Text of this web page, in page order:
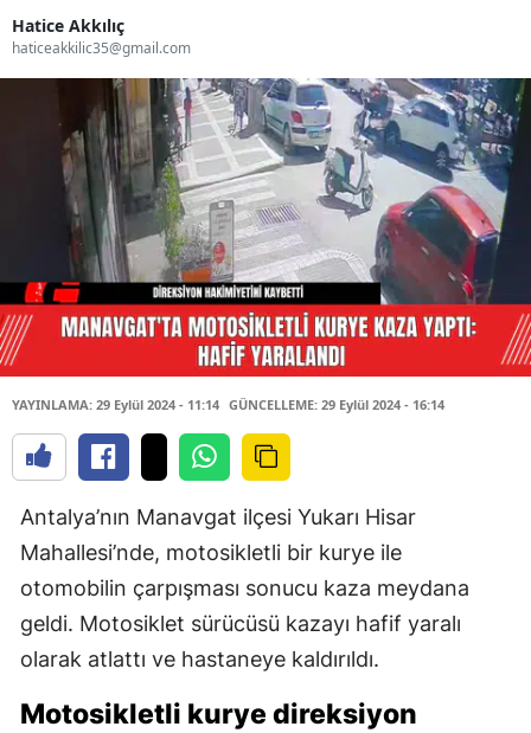
Hatice Akkılıç
haticeakkilic35@gmail.com
YAYINLAMA: 29 Eylül 2024 - 11:14 GÜNCELLEME: 29 Eylül 2024 - 16:14
Antalya’nın Manavgat ilçesi Yukarı Hisar
Mahallesi’nde, motosikletli bir kurye ile
otomobilin çarpışması sonucu kaza meydana
geldi. Motosiklet sürücüsü kazayı hafif yaralı
olarak atlattı ve hastaneye kaldırıldı.
Motosikletli kurye direksiyon